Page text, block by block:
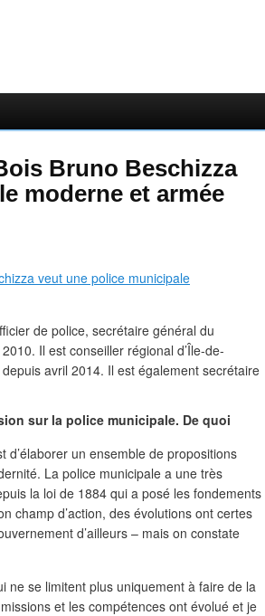
Bruno Beschizza
moderne et armée
de police, secrétaire général du
Il est conseiller régional d’Île-de-
avril 2014. Il est également secrétaire
sur la police municipale. De quoi
d’élaborer un ensemble de propositions
La police municipale a une très
la loi de 1884 qui a posé les fondements
champ d’action, des évolutions ont certes
d’ailleurs – mais on constate
ne se limitent plus uniquement à faire de la
et les compétences ont évolué et je